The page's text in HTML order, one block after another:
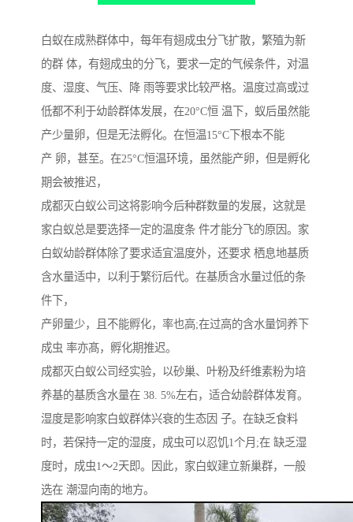
白蚁在成熟群体中，每年有翅成虫分飞扩散，繁殖为新
的群 体，有翅成虫的分飞，要求一定的气候条件，对温
度、湿度、气压、降 雨等要求比较严格。温度过高或过
低都不利于幼龄群体发展，在20°C恒 温下，蚁后虽然能
产少量卵，但是无法孵化。在恒温15°C下根本不能
产 卵，甚至。在25°C恒温环境，虽然能产卵，但是孵化
期会被推迟，
成都灭白蚁公司这将影响今后种群数量的发展，这就是
家白蚁总是要选择一定的温度条 件才能分飞的原因。家
白蚁幼龄群体除了要求适宜温度外，还要求 栖息地基质
含水量适中，以利于繁衍后代。在基质含水量过低的条
件下，
产卵量少，且不能孵化，率也高;在过高的含水量饲养下
成虫 率亦髙，孵化期推迟。
成都灭白蚁公司经实验，以砂巢、叶粉及纤维素粉为培
养基的基质含水量在 38. 5%左右，适合幼龄群体发育。
湿度是影响家白蚁群体兴衰的生态因 子。在缺乏食料
时，若保持一定的湿度，成虫可以忍饥1个月;在 缺乏湿
度时，成虫1～2天即。因此，家白蚁建立新巢群，一般
选在 潮湿向南的地方。